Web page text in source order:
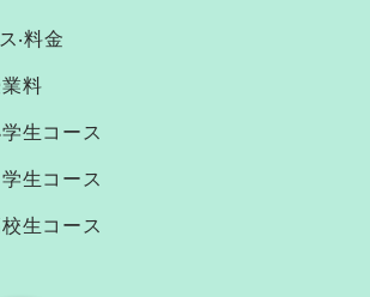
‧料⾦
料
生コース
生コース
生コース